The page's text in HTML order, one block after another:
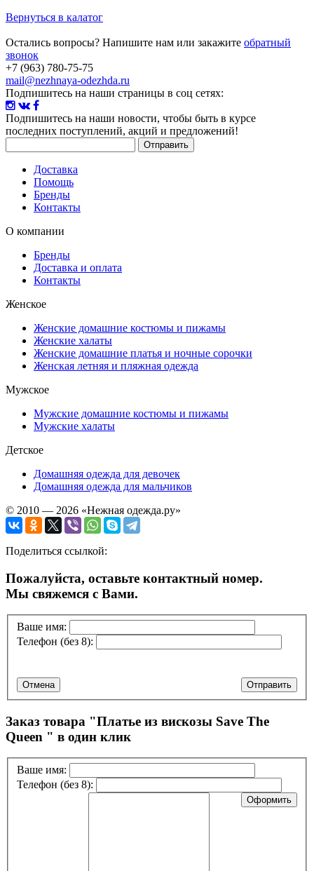
Вернуться в калатог
Остались вопросы? Напишите нам или закажите обратный
звонок
+7 (963) 780-75-75
mail@nezhnaya-odezhda.ru
Подпишитесь на наши страницы в соц сетях:
Подпишитесь на наши новости, чтобы быть в курсе
последних поступлений, акций и предложений!
Доставка
Помощь
Бренды
Контакты
О компании
Бренды
Доставка и оплата
Контакты
Женское
Женские домашние костюмы и пижамы
Женские халаты
Женские домашние платья и ночные сорочки
Женская летняя и пляжная одежда
Мужское
Мужские домашние костюмы и пижамы
Мужские халаты
Детское
Домашняя одежда для девочек
Домашняя одежда для мальчиков
© 2010 — 2026 «Нежная одежда.ру»
Поделиться ссылкой:
Пожалуйста, оставьте контактный номер.
Мы свяжемся с Вами.
Ваше имя:
Телефон (без 8):
Отправить
Отмена
Заказ товара "Платье из вискозы Save The
Queen " в один клик
Ваше имя:
Телефон (без 8):
Оформить